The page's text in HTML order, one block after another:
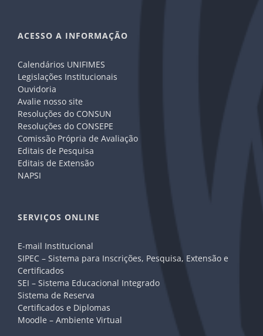
ACESSO A INFORMAÇÃO
Calendários UNIFIMES
Legislações Institucionais
Ouvidoria
Avalie nosso site
Resoluções do CONSUN
Resoluções do CONSEPE
Comissão Própria de Avaliação
Editais de Pesquisa
Editais de Extensão
NAPSI
SERVIÇOS ONLINE
E-mail Institucional
SIPEC – Sistema para Inscrições, Pesquisa, Extensão e
Certificados
SEI – Sistema Educacional Integrado
Sistema de Reserva
Certificados e Diplomas
Moodle – Ambiente Virtual